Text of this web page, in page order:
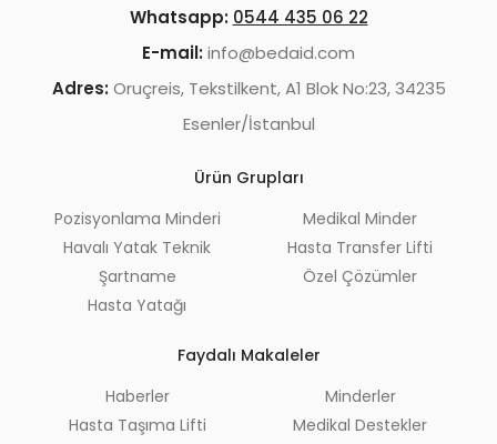
Whatsapp: 0544 435 06 22
E-mail: info@bedaid.com
Adres: Oruçreis, Tekstilkent, A1 Blok No:23, 34235
Esenler/İstanbul
Ürün Grupları
Pozisyonlama Minderi
Havalı Yatak Teknik
Şartname
Hasta Yatağı
Medikal Minder
Hasta Transfer Lifti
Özel Çözümler
Faydalı Makaleler
Haberler
Hasta Taşıma Lifti
Minderler
Medikal Destekler